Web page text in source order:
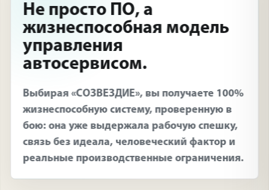
Не просто ПО, а
жизнеспособная модель
управления
автосервисом.
Выбирая «СОЗВЕЗДИЕ», вы получаете 100%
жизнеспособную систему, проверенную в
бою: она уже выдержала рабочую спешку,
связь без идеала, человеческий фактор и
реальные производственные ограничения.